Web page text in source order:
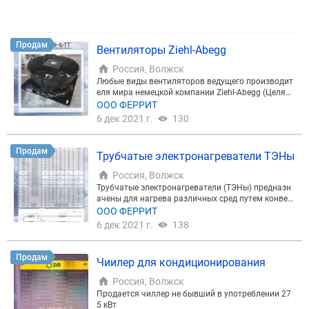
Продам Вентиляторы Ziehl-Abegg
Россия, Волжск
Любые виды вентиляторов ведущего производит
еля мира немецкой компании Ziehl-Abegg (Целяби
к)
ООО ФЕРРИТ
6 дек 2021 г.
130
Продам Трубчатые электронагреватели ТЭНы
Россия, Волжск
Трубчатые электронагреватели (ТЭНы) предназн
ачены для нагрева различных сред путем конвек
ции, теплопередачи и излучения посредством пре
образования электрической энергии в тепловую
и применяются в качестве комплектующих издел
ий в промышленных и бытовых установках.
ООО ФЕРРИТ
6 дек 2021 г.
138
Продам Чиилер для кондиционирования
Россия, Волжск
Продается чиллер не бывший в употреблении 27
5 кВт